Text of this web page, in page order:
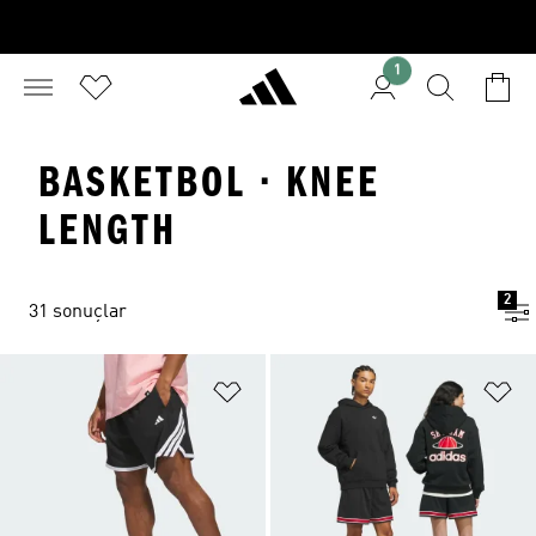
1
BASKETBOL · KNEE
LENGTH
31 sonuçlar
2
Favori Listesine Ekle